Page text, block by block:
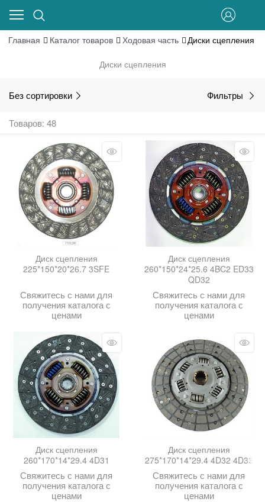
Главная Каталог товаров Ходовая часть Диски сцепления
Диски сцепления
Без сортировки Фильтры
Товаров: 48
Диск сцепления
225*150*20*26.7 3SFE
Свяжитесь с нами для
получения каталога с
ценами
Диск сцепления
260*150*24*25.6 4BC2 ED33
QD32
Свяжитесь с нами для
получения каталога с
ценами
Диск сцепления
260*170*14*29.4 4D31
Свяжитесь с нами для
получения каталога с
ценами
Диск сцепления
275*170*14*29.4 4D32 4D33
Свяжитесь с нами для
получения каталога с
ценами